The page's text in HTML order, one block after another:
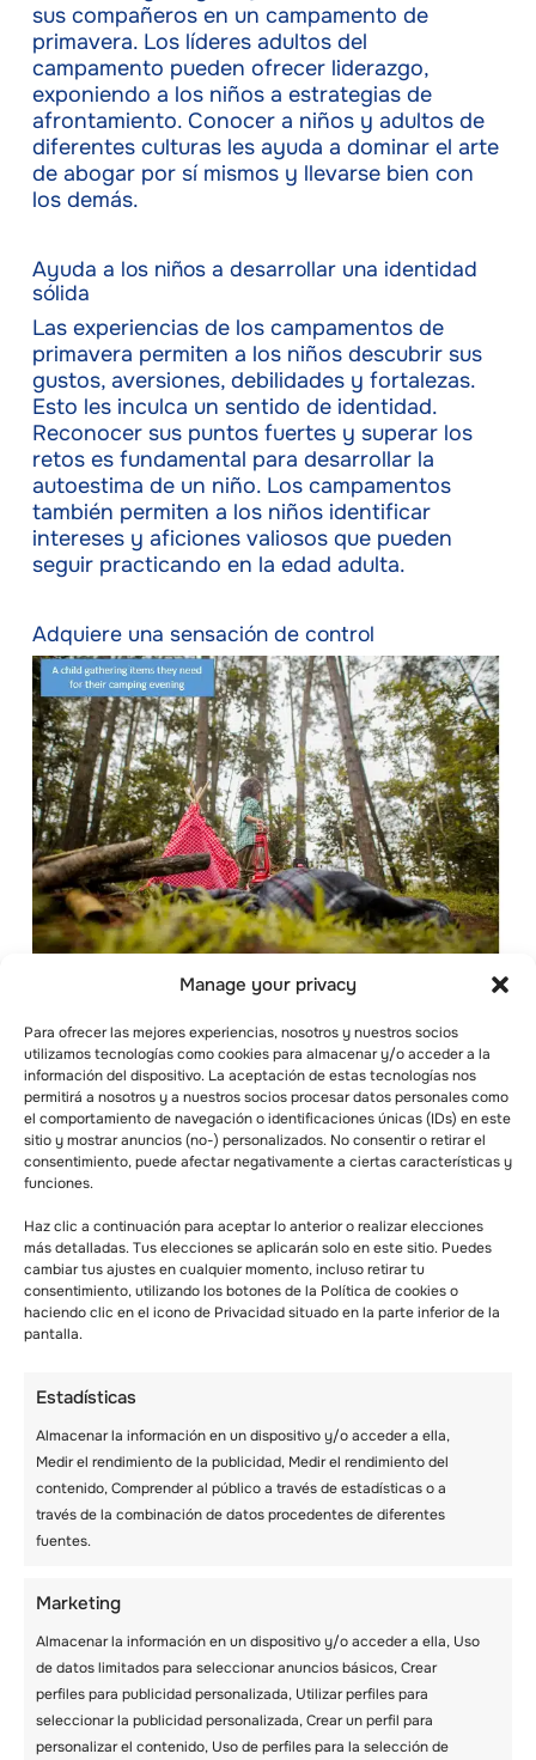
Manage your privacy
Para ofrecer las mejores experiencias, nosotros y nuestros socios
utilizamos tecnologías como cookies para almacenar y/o acceder a la
información del dispositivo. La aceptación de estas tecnologías nos
permitirá a nosotros y a nuestros socios procesar datos personales como
el comportamiento de navegación o identificaciones únicas (IDs) en este
sitio y mostrar anuncios (no-) personalizados. No consentir o retirar el
consentimiento, puede afectar negativamente a ciertas características y
funciones.
Haz clic a continuación para aceptar lo anterior o realizar elecciones
más detalladas. Tus elecciones se aplicarán solo en este sitio. Puedes
cambiar tus ajustes en cualquier momento, incluso retirar tu
consentimiento, utilizando los botones de la Política de cookies o
haciendo clic en el icono de Privacidad situado en la parte inferior de la
pantalla.
Estadísticas
Almacenar la información en un dispositivo y/o acceder a ella,
Medir el rendimiento de la publicidad, Medir el rendimiento del
contenido, Comprender al público a través de estadísticas o a
través de la combinación de datos procedentes de diferentes
fuentes.
Marketing
Almacenar la información en un dispositivo y/o acceder a ella, Uso
de datos limitados para seleccionar anuncios básicos, Crear
perfiles para publicidad personalizada, Utilizar perfiles para
seleccionar la publicidad personalizada, Crear un perfil para
personalizar el contenido, Uso de perfiles para la selección de
sus compañeros en un campamento de
primavera. Los líderes adultos del
campamento pueden ofrecer liderazgo,
exponiendo a los niños a estrategias de
afrontamiento. Conocer a niños y adultos de
diferentes culturas les ayuda a dominar el arte
de abogar por sí mismos y llevarse bien con
los demás.
Ayuda a los niños a desarrollar una identidad
sólida
Las experiencias de los campamentos de
primavera permiten a los niños descubrir sus
gustos, aversiones, debilidades y fortalezas.
Esto les inculca un sentido de identidad.
Reconocer sus puntos fuertes y superar los
retos es fundamental para desarrollar la
autoestima de un niño. Los campamentos
también permiten a los niños identificar
intereses y aficiones valiosos que pueden
seguir practicando en la edad adulta.
Adquiere una sensación de control
Además de aprender nuevas habilidades, los
niños que asisten al campamento de
primavera aprenden a gestionar los retos sin
dejar de sentirse competentes. También se
sienten ansiosos por demostrar sus
capacidades únicas. Las experiencias de
campamento ayudan a los niños a desarrollar
habilidades para resolver problemas y les
con decisión en cualquier situación. Esto les
otorga más control sobre sus vidas.
Conseguir un trato justo
ofrecer un estímulo equitativo a los niños
marginados o vulnerables. Esto les ayuda a
aprender la importancia de fomentar un trato
justo en el futuro. Cuando los niños se sientan
valorados, apreciarán el campamento como un
lugar adecuado que les expone a experiencias
positivas de formación del carácter.
Uno de los principales objetivos de los
campamentos de primavera es garantizar que
los niños realicen actividades físicas.Las
actividades de los campamentos permiten a